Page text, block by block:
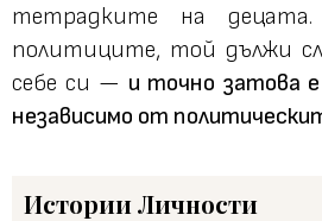
тетрадките на
политиците, той дължи
себе си — и точно затова
независимо от
ИсторииЛичности